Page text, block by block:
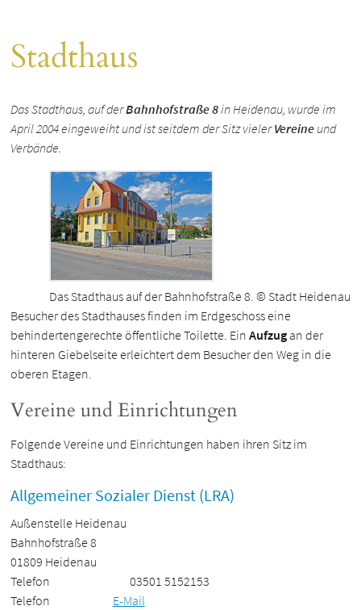
Stadthaus
Das Stadthaus, auf derBahnhofstraße 8in Heidenau, wurde im
April 2004 eingeweiht und ist seitdem der Sitz vielerVereine und
Verbände.
Das Stadthaus auf der Bahnhofstraße 8. © Stadt Heidenau
Besucher des Stadthauses finden im Erdgeschoss eine
behindertengerechte öffentliche Toilette. EinAufzug an der
hinteren Giebelseite erleichtert dem Besucher den Weg in die
oberen Etagen.
Vereine und Einrichtungen
Folgende Vereine und Einrichtungen haben ihren Sitz im
Stadthaus:
Allgemeiner Sozialer Dienst (LRA)
Außenstelle Heidenau
Bahnhofstraße 8
01809 Heidenau
Telefon
03501 5152153
E-Mail
Telefon